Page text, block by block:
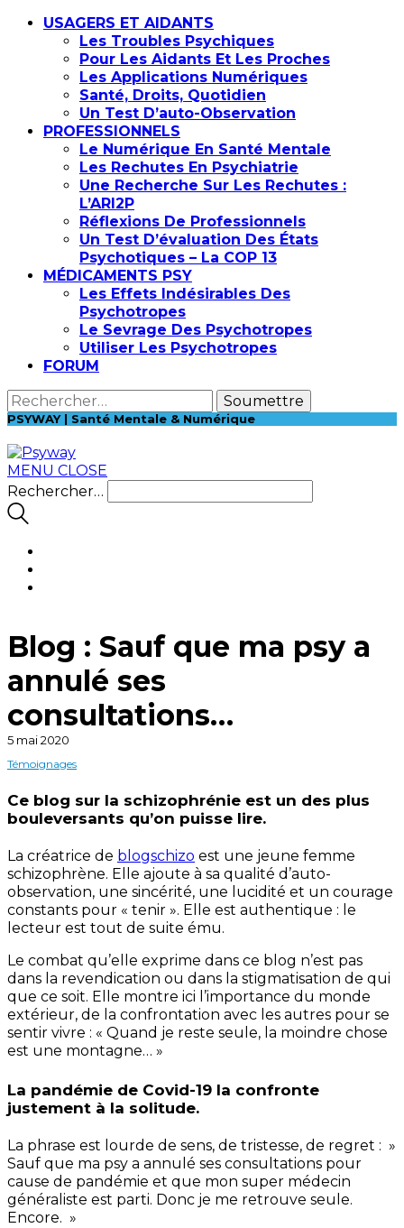
USAGERS ET AIDANTS
Les Troubles Psychiques
Pour Les Aidants Et Les Proches
Les Applications Numériques
Santé, Droits, Quotidien
Un Test D’auto-Observation
PROFESSIONNELS
Le Numérique En Santé Mentale
Les Rechutes En Psychiatrie
Une Recherche Sur Les Rechutes :
L’ARI2P
Réflexions De Professionnels
Un Test D’évaluation Des États
Psychotiques – La COP 13
MÉDICAMENTS PSY
Les Effets Indésirables Des
Psychotropes
Le Sevrage Des Psychotropes
Utiliser Les Psychotropes
FORUM
PSYWAY | Santé Mentale & Numérique
MENU CLOSE
Rechercher…
Blog : Sauf que ma psy a
annulé ses
consultations…
5 mai 2020
Témoignages
Ce blog sur la schizophrénie est un des plus
bouleversants qu’on puisse lire.
La créatrice de blogschizo est une jeune femme
schizophrène. Elle ajoute à sa qualité d’auto-
observation, une sincérité, une lucidité et un courage
constants pour « tenir ». Elle est authentique : le
lecteur est tout de suite ému.
Le combat qu’elle exprime dans ce blog n’est pas
dans la revendication ou dans la stigmatisation de qui
que ce soit. Elle montre ici l’importance du monde
extérieur, de la confrontation avec les autres pour se
sentir vivre : « Quand je reste seule, la moindre chose
est une montagne… »
La pandémie de Covid-19 la confronte
justement à la solitude.
La phrase est lourde de sens, de tristesse, de regret : »
Sauf que ma psy a annulé ses consultations pour
cause de pandémie et que mon super médecin
généraliste est parti. Donc je me retrouve seule.
Encore. »